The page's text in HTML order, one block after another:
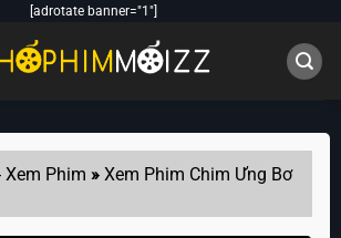
[adrotate banner="1"]
Xem Phim »Xem Phim Chim Ưng Bơ